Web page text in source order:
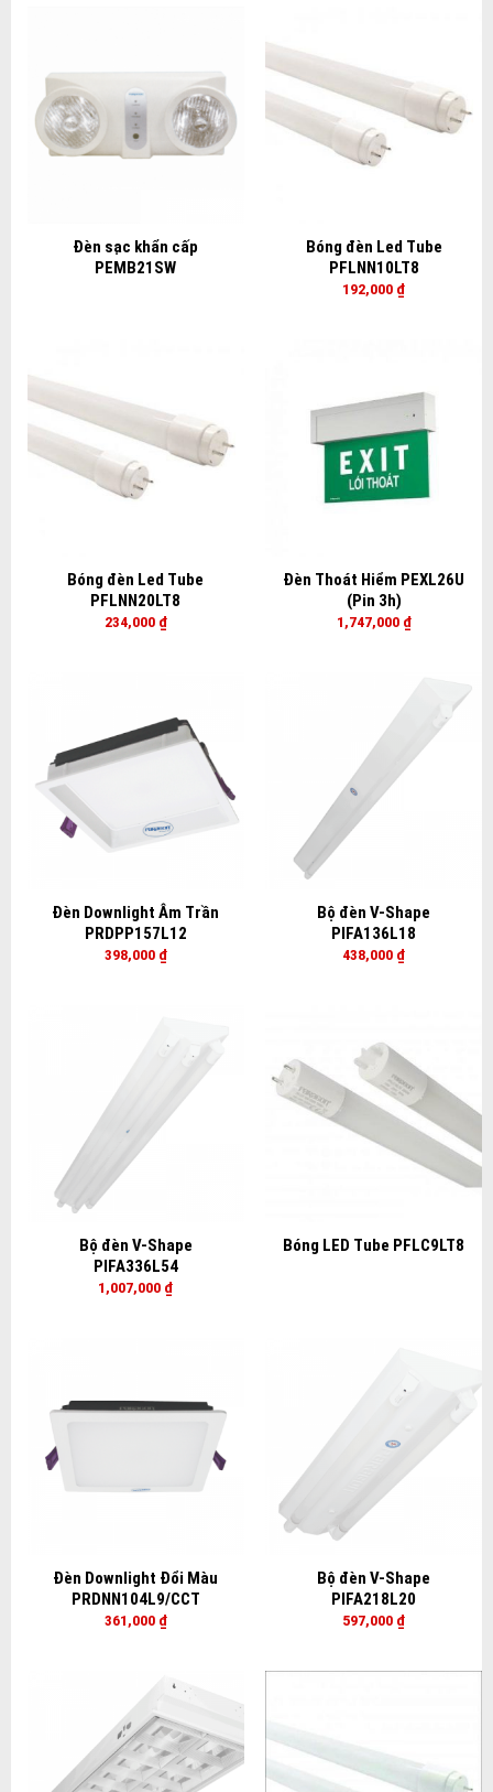
Đèn sạc khẩn cấp
PEMB21SW
Bóng đèn Led Tube
PFLNN10LT8
192,000 ₫
Bóng đèn Led Tube
PFLNN20LT8
234,000 ₫
Đèn Thoát Hiểm PEXL26U
(Pin 3h)
1,747,000 ₫
Đèn Downlight Âm Trần
PRDPP157L12
398,000 ₫
Bộ đèn V-Shape
PIFA136L18
438,000 ₫
Bộ đèn V-Shape
PIFA336L54
1,007,000 ₫
Bóng LED Tube PFLC9LT8
Đèn Downlight Đổi Màu
PRDNN104L9/CCT
361,000 ₫
Bộ đèn V-Shape
PIFA218L20
597,000 ₫